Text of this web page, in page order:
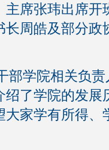
席张玮出席开
周皓及部分政
部学院相关负
了学院的发展
家学有所得、